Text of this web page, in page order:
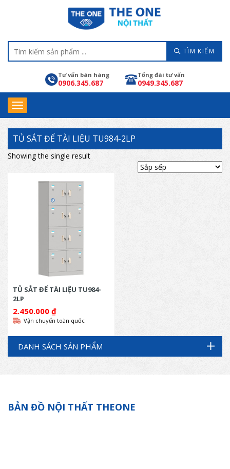
TÌM KIẾM
Tư vấn bán hàng
0906.345.687
Tổng đài tư vấn
0949.345.687
TỦ SẮT ĐỂ TÀI LIỆU TU984-2LP
Showing the single result
TỦ SẮT ĐỂ TÀI LIỆU TU984-
2LP
2.450.000 ₫
Vận chuyển toàn quốc
DANH SÁCH SẢN PHẨM
BẢN ĐỒ NỘI THẤT THEONE